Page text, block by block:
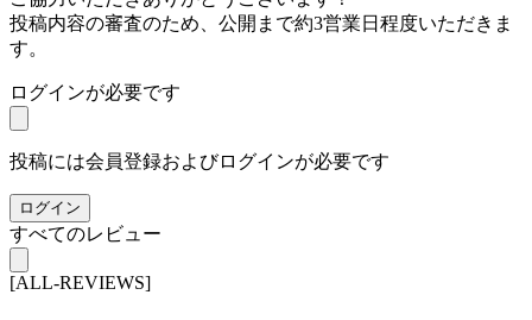
投稿内容の審査のため、公開まで約3営業日程度いただきま
す。
ログインが必要です
投稿には会員登録およびログインが必要です
ログイン
すべてのレビュー
[ALL-REVIEWS]